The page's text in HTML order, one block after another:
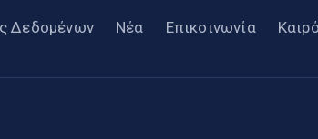
Δεδομένων Νέα Επικοινωνία